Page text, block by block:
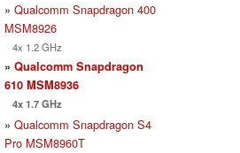
» Qualcomm Snapdragon 400
MSM8926
4x 1.2 GHz
» Qualcomm Snapdragon
610 MSM8936
4x 1.7 GHz
» Qualcomm Snapdragon S4
Pro MSM8960T